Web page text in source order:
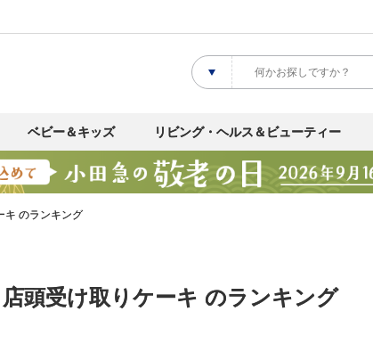
ベビー＆キッズ リビング・ヘルス＆ビューティー
のランキング
頭受け取りケーキ のランキング